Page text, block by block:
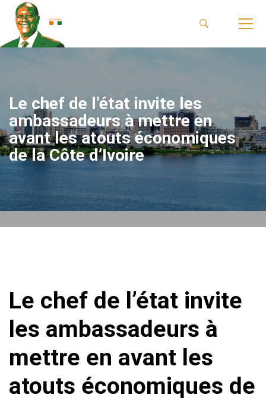
Le chef de l’état invite les
ambassadeurs à mettre en
avant les atouts économiques
de la Côte d’Ivoire
Le chef de l’état invite
les ambassadeurs à
mettre en avant les
atouts économiques de